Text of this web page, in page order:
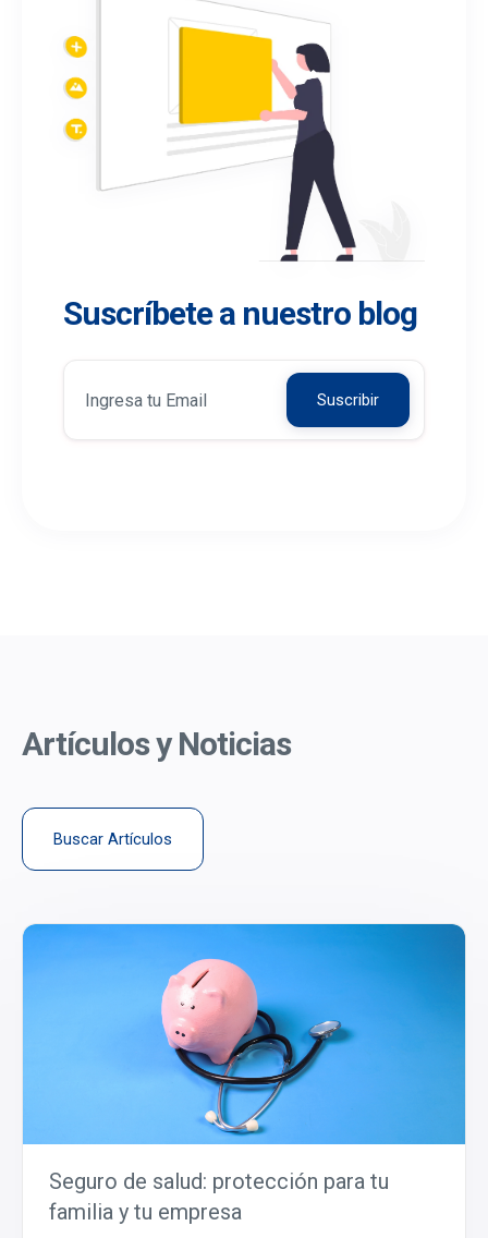
Suscríbete a nuestro blog
Artículos y Noticias
Buscar Artículos
Seguro de salud: protección para tu
familia y tu empresa